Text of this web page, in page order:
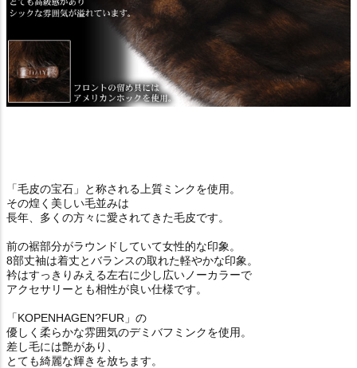
「毛皮の宝石」と称される上質ミンクを使用。
その煌く美しい毛並みは
長年、多くの方々に愛されてきた毛皮です。
前の裾部分がラウンドしていて女性的な印象。
8部丈袖は着丈とバランスの取れた軽やかな印象。
衿はすっきりみえる左右に少し広いノーカラーで
アクセサリーとも相性が良い仕様です。
「KOPENHAGEN?FUR」の
優しく柔らかな雰囲気のデミバフミンクを使用。
差し毛には艶があり、
とても綺麗な輝きを放ちます。